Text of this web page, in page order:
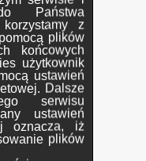
Państwa
z
plików
końcowych
użytkownik
ustawień
Dalsze
serwisu
ustawień
oznacza, iż
plików